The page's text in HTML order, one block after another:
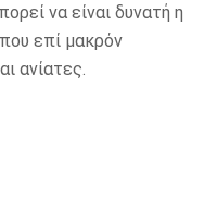
να είναι δυνατή η
επί μακρόν
ανίατες.